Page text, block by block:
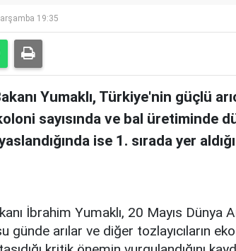
19:35
Yumaklı, Türkiye'nin güçlü
sayısında ve bal üretiminde
ise 1. sırada yer
İbrahim Yumaklı, 20 Mayıs Dünya
günde arılar ve diğer tozlayıcıların